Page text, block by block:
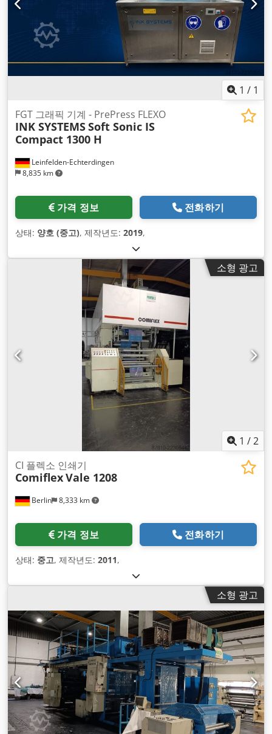
1 / 1
Leinfelden-Echterdingen
8,835 km
FGT 그래픽 기계 - PrePress FLEXO
INK SYSTEMSSoft Sonic IS
Compact 1300 H
가격 정보 전화하기
상태: 양호 (중고), 제작년도: 2019,
소형 광고
1 /2
Berlin 8,333 km
CI 플렉소 인쇄기
ComiflexVale 1208
가격 정보 전화하기
상태: 중고, 제작년도: 2011,
소형 광고